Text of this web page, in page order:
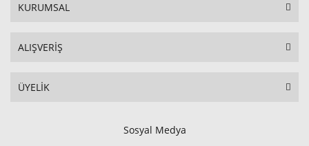
KURUMSAL
ALIŞVERİŞ
ÜYELİK
Sosyal Medya